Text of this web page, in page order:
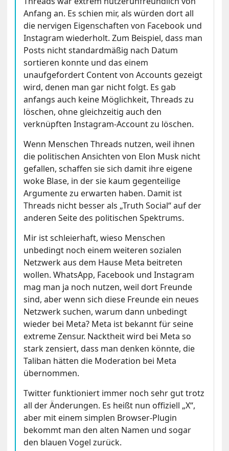
Anfang an. Es schien mir, als würden dort all
die nervigen Eigenschaften von Facebook und
Instagram wiederholt. Zum Beispiel, dass man
Posts nicht standardmäßig nach Datum
sortieren konnte und das einem
unaufgefordert Content von Accounts gezeigt
wird, denen man gar nicht folgt. Es gab
anfangs auch keine Möglichkeit, Threads zu
löschen, ohne gleichzeitig auch den
verknüpften Instagram-Account zu löschen.
Wenn Menschen Threads nutzen, weil ihnen
die politischen Ansichten von Elon Musk nicht
gefallen, schaffen sie sich damit ihre eigene
woke Blase, in der sie kaum gegenteilige
Argumente zu erwarten haben. Damit ist
Threads nicht besser als „Truth Social“ auf der
anderen Seite des politischen Spektrums.
Mir ist schleierhaft, wieso Menschen
unbedingt noch einem weiteren sozialen
Netzwerk aus dem Hause Meta beitreten
wollen. WhatsApp, Facebook und Instagram
mag man ja noch nutzen, weil dort Freunde
sind, aber wenn sich diese Freunde ein neues
Netzwerk suchen, warum dann unbedingt
wieder bei Meta? Meta ist bekannt für seine
extreme Zensur. Nacktheit wird bei Meta so
stark zensiert, dass man denken könnte, die
Taliban hätten die Moderation bei Meta
übernommen.
Twitter funktioniert immer noch sehr gut trotz
all der Änderungen. Es heißt nun offiziell „X“,
aber mit einem simplen Browser-Plugin
bekommt man den alten Namen und sogar
den blauen Vogel zurück.